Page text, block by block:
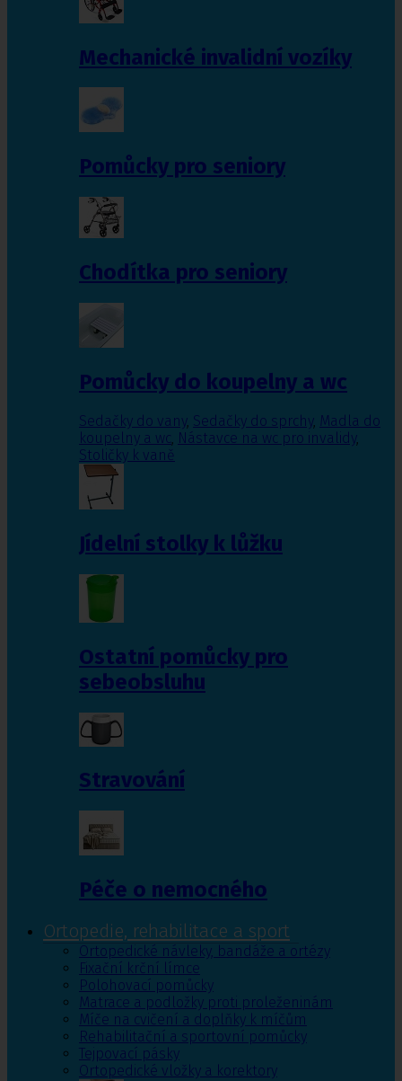
Mechanické invalidní vozíky
Pomůcky pro seniory
Chodítka pro seniory
Pomůcky do koupelny a wc
Sedačky do vany, Sedačky do sprchy, Madla do
koupelny a wc, Nástavce na wc pro invalidy,
Stoličky k vaně
Jídelní stolky k lůžku
Ostatní pomůcky pro
sebeobsluhu
Stravování
Péče o nemocného
Ortopedie, rehabilitace a sport
Ortopedické návleky, bandáže a ortézy
Fixační krční límce
Polohovací pomůcky
Matrace a podložky proti proleženinám
Míče na cvičení a doplňky k míčům
Rehabilitační a sportovní pomůcky
Tejpovací pásky
Ortopedické vložky a korektory